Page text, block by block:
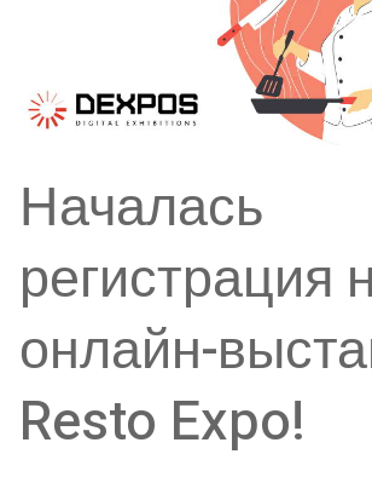
Началась
регистрация
онлайн-
Resto Expo!